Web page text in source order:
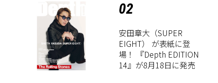
02
安田章大（SUPER
EIGHT） が表紙に登
場！ 『Depth EDITION
14』が8月18日に発売